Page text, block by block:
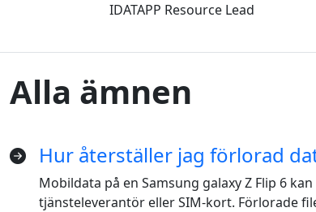
IDATAPP Resource Lead
Alla ämnen
Hur återställer jag förlorad
Mobildata på en Samsung galaxy Z Flip 6
tjänsteleverantör eller SIM-kort. Förlorade